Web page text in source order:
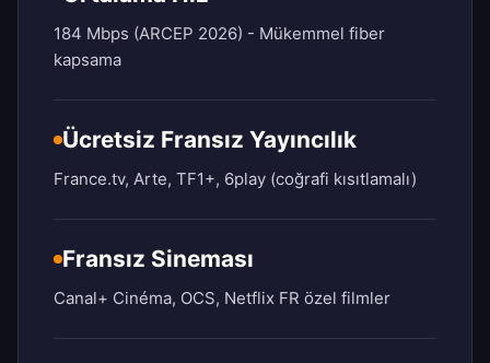
184 Mbps (ARCEP 2026) - Mükemmel fiber
kapsama
Ücretsiz Fransız Yayıncılık
France.tv, Arte, TF1+, 6play (coğrafi kısıtlamalı)
Fransız Sineması
Canal+ Cinéma, OCS, Netflix FR özel filmler